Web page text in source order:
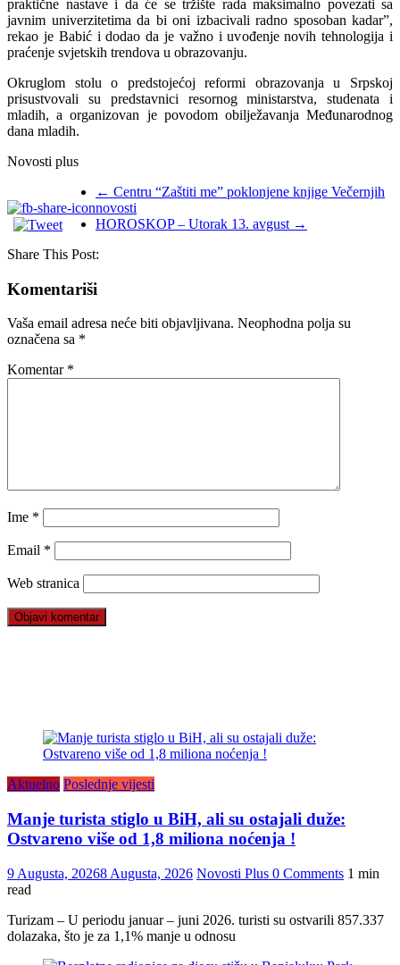
praktične nastave i da će se tržište rada maksimalno povezati sa
javnim univerzitetima da bi oni izbacivali radno sposoban kadar”,
rekao je Babić i dodao da je važno i uvođenje novih tehnologija i
praćenje svjetskih trendova u obrazovanju.
Okruglom stolu o predstojećoj reformi obrazovanja u Srpskoj
prisustvovali su predstavnici resornog ministarstva, studenata i
mladih, a organizovan je povodom obilježavanja Međunarodnog
dana mladih.
Novosti plus
← Centru “Zaštiti me” poklonjene knjige Večernjih
novosti
HOROSKOP – Utorak 13. avgust →
Share This Post:
Komentariši
Vaša email adresa neće biti objavljivana. Neophodna polja su
označena sa *
Komentar *
Ime *
Email *
Web stranica
Aktuelno Poslednje vijesti
Manje turista stiglo u BiH, ali su ostajali duže:
Ostvareno više od 1,8 miliona noćenja !
9 Augusta, 20268 Augusta, 2026 Novosti Plus 0 Comments 1 min
read
Turizam – U periodu januar – juni 2026. turisti su ostvarili 857.337
dolazaka, što je za 1,1% manje u odnosu